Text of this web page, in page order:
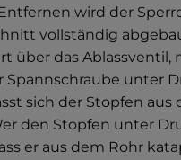
wird der
vollständig
über das Ablassventil,
Spannschraube unter
sich der Stopfen aus
den Stopfen unter
er aus dem Rohr